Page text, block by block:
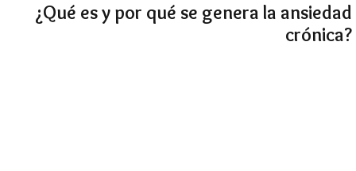
¿Qué es y por qué se genera la ansiedad
crónica?